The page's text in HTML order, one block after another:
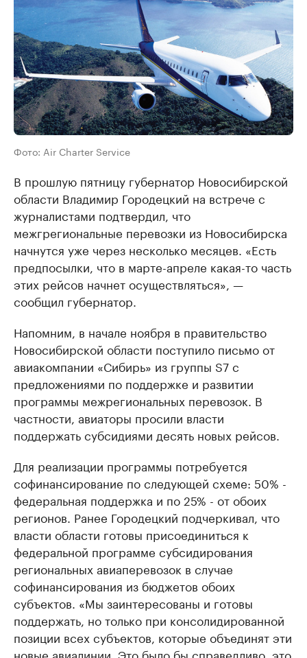
Фото: Air Charter Service
В прошлую пятницу губернатор Новосибирской
области Владимир Городецкий на встрече с
журналистами подтвердил, что
межгрегиональные перевозки из Новосибирска
начнутся уже через несколько месяцев. «Есть
предпосылки, что в марте-апреле какая-то часть
этих рейсов начнет осуществляться», —
сообщил губернатор.
Напомним, в начале ноября в правительство
Новосибирской области поступило письмо от
авиакомпании «Сибирь» из группы S7 с
предложениями по поддержке и развитии
программы межрегиональных перевозок. В
частности, авиаторы просили власти
поддержать субсидиями десять новых рейсов.
Для реализации программы потребуется
софинансирование по следующей схеме: 50% -
федеральная поддержка и по 25% - от обоих
регионов. Ранее Городецкий подчеркивал, что
власти области готовы присоединиться к
федеральной программе субсидирования
региональных авиаперевозок в случае
софинансирования из бюджетов обоих
субъектов. «Мы заинтересованы и готовы
поддержать, но только при консолидированной
позиции всех субъектов, которые объединят эти
новые авиалинии. Это было бы справедливо, это